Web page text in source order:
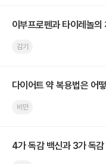
이부프로펜과 타이레놀
감기
다이어트 약 복용법은 어
비만
4가 독감 백신과 3가 독